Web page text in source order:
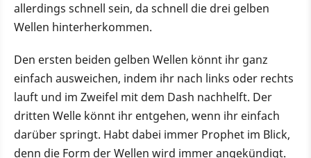
allerdings schnell sein, da schnell die drei gelben
Wellen hinterherkommen.
Den ersten beiden gelben Wellen könnt ihr ganz
einfach ausweichen, indem ihr nach links oder rechts
lauft und im Zweifel mit dem Dash nachhelft. Der
dritten Welle könnt ihr entgehen, wenn ihr einfach
darüber springt. Habt dabei immer Prophet im Blick,
denn die Form der Wellen wird immer angekündigt.